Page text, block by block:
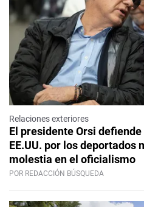
Relaciones exteriores
El presidente Orsi
EE.UU. por los deportados
molestia en el oficialismo
POR REDACCIÓN BÚSQUEDA